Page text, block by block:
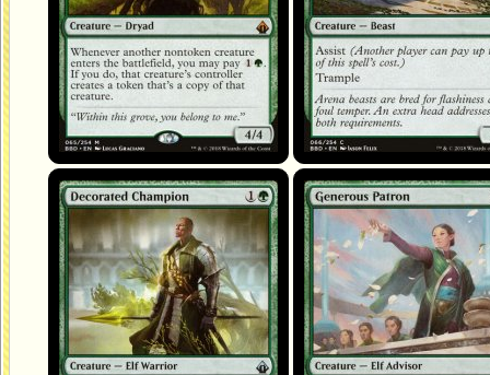
Decorated Champion Generous Patron